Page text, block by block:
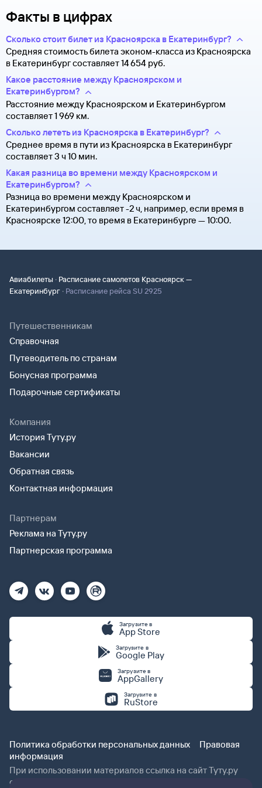
Факты в цифрах
Сколько стоит билет из Красноярска в Екатеринбург?
Средняя стоимость билета эконом-класса из Красноярска
в Екатеринбург составляет 14 ⁠654 руб.
Какое расстояние между Красноярском и
Екатеринбургом?
Расстояние между Красноярском и Екатеринбургом
составляет 1 969 км.
Сколько лететь из Красноярска в Екатеринбург?
Среднее время в пути из Красноярска в Екатеринбург
составляет 3 ч 10 мин.
Какая разница во времени между Красноярском и
Екатеринбургом?
Разница во времени между Красноярском и
Екатеринбургом составляет -2 ч, например, если время в
Красноярске 12:00, то время в Екатеринбурге — 10:00.
Авиабилеты · Расписание самолетов Красноярск —
Екатеринбург · Расписание рейса SU 2925
Путешественникам
Справочная
Путеводитель по странам
Бонусная программа
Подарочные сертификаты
Компания
История Туту.ру
Вакансии
Обратная связь
Контактная информация
Партнерам
Реклама на Туту.ру
Партнерская программа
Загрузите в
App Store
Загрузите в
Google Play
Загрузите в
AppGallery
Загрузите в
RuStore
Политика обработки персональных данных
Правовая
информация
При использовании материалов ссылка на сайт Туту.ру
обязательна.